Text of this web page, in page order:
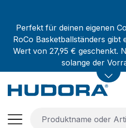
Perfekt für deinen eigenen
RoCo Basketballständers gibt
Wert von 27,95 € geschenkt.
solange der